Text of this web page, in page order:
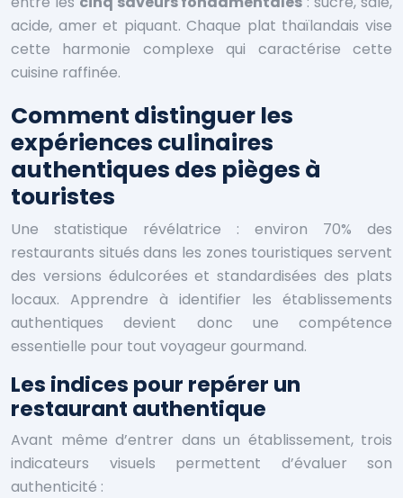
acide, amer et piquant. Chaque plat thaïlandais vise
cette harmonie complexe qui caractérise cette
cuisine raffinée.
Comment distinguer les
expériences culinaires
authentiques des pièges à
touristes
Une statistique révélatrice : environ 70% des
restaurants situés dans les zones touristiques servent
des versions édulcorées et standardisées des plats
locaux. Apprendre à identifier les établissements
authentiques devient donc une compétence
essentielle pour tout voyageur gourmand.
Les indices pour repérer un
restaurant authentique
Avant même d’entrer dans un établissement, trois
indicateurs visuels permettent d’évaluer son
authenticité :